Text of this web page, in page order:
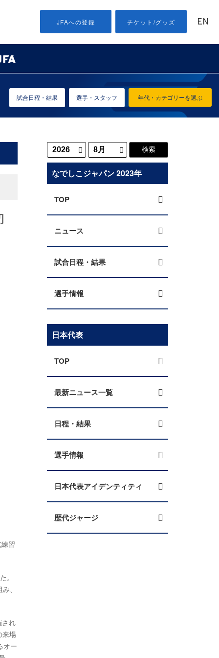
JFAへの登録 チケット/グッズ EN
年代・カテゴリーを選ぶ
試合日程・結果 選手・スタッフ
習
。
、
され
来場
オー
なでしこジャパン 2023年
TOP
ニュース
試合日程・結果
選手情報
日本代表
TOP
最新ニュース一覧
日程・結果
選手情報
日本代表アイデンティティ
歴代ジャージ